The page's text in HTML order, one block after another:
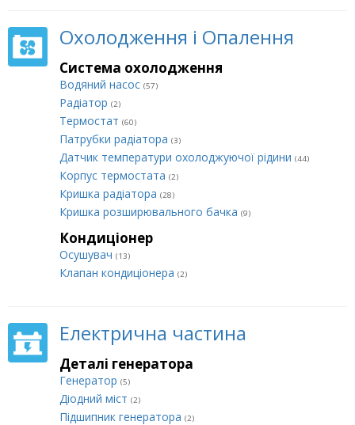
Охолодження і Опалення
Система охолодження
Водяний насос (57)
Радіатор (2)
Термостат (60)
Патрубки радіатора (3)
Датчик температури охолоджуючої рідини (44)
Корпус термостата (2)
Кришка радіатора (28)
Кришка розширювального бачка (9)
Кондиціонер
Осушувач (13)
Клапан кондиціонера (2)
Електрична частина
Деталі генератора
Генератор (5)
Діодний міст (2)
Підшипник генератора (2)